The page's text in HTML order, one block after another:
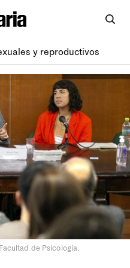
y reproductivos
de Psicología.